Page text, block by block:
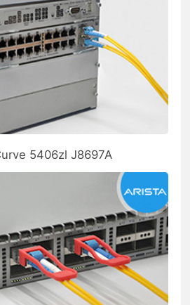
5406zl J8697A